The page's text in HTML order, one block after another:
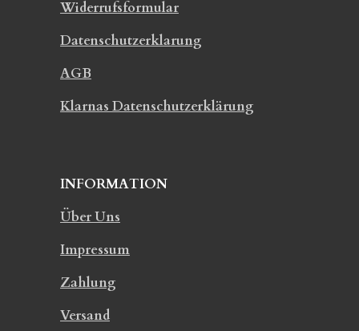
Widerrufsformular
Datenschutzerklarung
AGB
Klarnas Datenschutzerklärung
INFORMATION
Über Uns
Impressum
Zahlung
Versand